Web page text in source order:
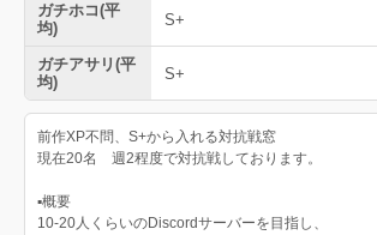
ガチホコ(平
均)
S+
ガチアサリ(平
均)
S+
前作XP不問、S+から入れる対抗戦窓
現在20名 週2程度で対抗戦しております。
▪️概要
10-20人くらいのDiscordサーバーを目指し、